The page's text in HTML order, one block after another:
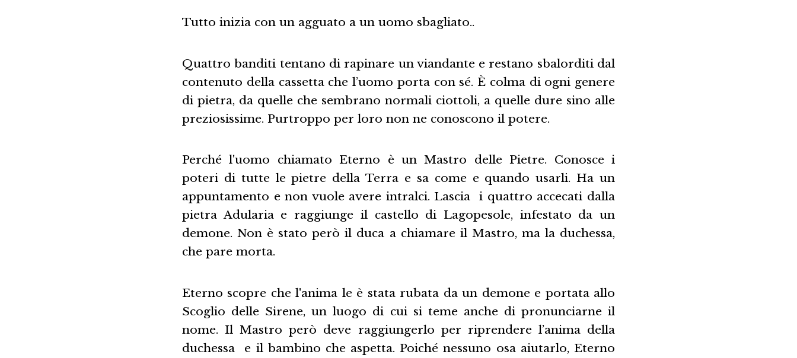
Tutto inizia con un agguato a un uomo sbagliato..
Quattro banditi tentano di rapinare un viandante e restano sbalorditi dal
contenuto della cassetta che l’uomo porta con sé. È colma di ogni genere
di pietra, da quelle che sembrano normali ciottoli, a quelle dure sino alle
preziosissime. Purtroppo per loro non ne conoscono il potere.
Perché l'uomo chiamato Eterno è un Mastro delle Pietre. Conosce i
poteri di tutte le pietre della Terra e sa come e quando usarli. Ha un
appuntamento e non vuole avere intralci. Lascia i quattro accecati dalla
pietra Adularia e raggiunge il castello di Lagopesole, infestato da un
demone. Non è stato però il duca a chiamare il Mastro, ma la duchessa,
che pare morta.
Eterno scopre che l'anima le è stata rubata da un demone e portata allo
Scoglio delle Sirene, un luogo di cui si teme anche di pronunciarne il
nome. Il Mastro però deve raggiungerlo per riprendere l’anima della
duchessa e il bambino che aspetta. Poiché nessuno osa aiutarlo, Eterno